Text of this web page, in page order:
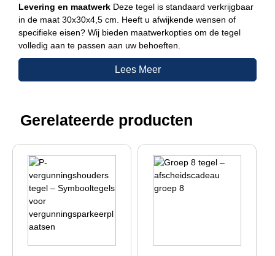
Levering en maatwerk Deze tegel is standaard verkrijgbaar
in de maat 30x30x4,5 cm. Heeft u afwijkende wensen of
specifieke eisen? Wij bieden maatwerkopties om de tegel
volledig aan te passen aan uw behoeften.
Lees Meer
Gerelateerde producten